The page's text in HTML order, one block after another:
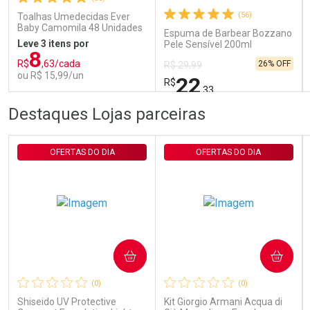
Toalhas Umedecidas Ever
Baby Camomila 48 Unidades
Leve 3 itens por
R$8,63/cada
ou R$ 15,99/un
FECHAR
Laboratório
Comprar sem Desconto
FECHAR
Por Menos
Comprar sem Desconto
(56)
Espuma de Barbear Bozzano
Pele Sensível 200ml
R$ 29,99
R$22,33
26% OFF
Comprar sem Desconto
Por Menos
Comprar sem Desconto
Destaques Lojas parceiras
(0)
Shiseido UV Protective
OFERTAS DO DIA
COMPRAR
(0)
Kit Giorgio Armani Acqua di
OFERTAS DO DIA
COMPRAR